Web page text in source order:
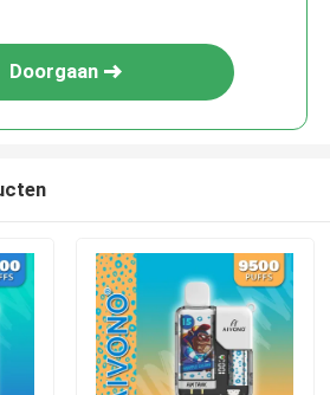
Doorgaan